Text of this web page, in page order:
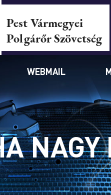
Pest Vármegyei
Polgárőr Szövetség
WEBMAIL
NAGY